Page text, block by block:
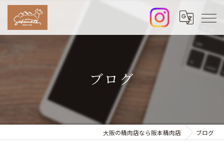
ブログ
大阪の精肉店なら阪本精肉店 ブログ